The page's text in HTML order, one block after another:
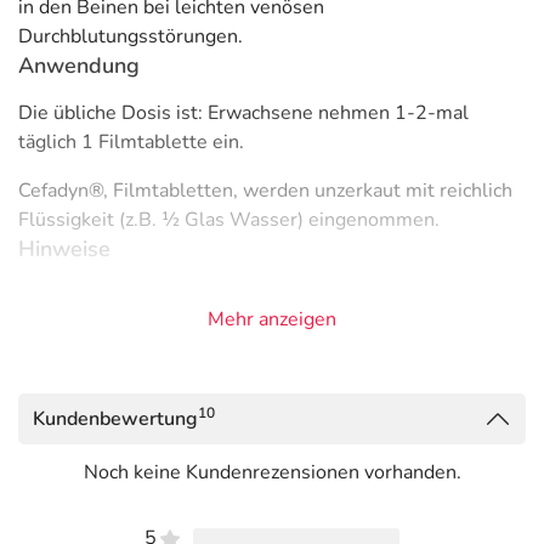
in den Beinen bei leichten venösen
Durchblutungsstörungen.
Anwendung
Die übliche Dosis ist: Erwachsene nehmen 1-2-mal
täglich 1 Filmtablette ein.
Cefadyn®, Filmtabletten, werden unzerkaut mit reichlich
Flüssigkeit (z.B. ½ Glas Wasser) eingenommen.
Hinweise
Bitte verwenden Sie dieses Arzneimittel nicht mehr nach
sich auf den letzten Tag des angegebenen Monats.
Inhaltsstoffe
Mehr anzeigen
Kundenbewertung10
Noch keine Kundenrezensionen vorhanden.
5